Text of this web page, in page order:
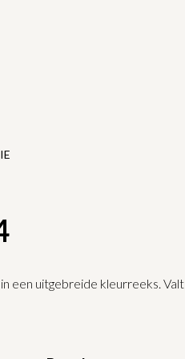
een uitgebreide kleurreeks. Valt